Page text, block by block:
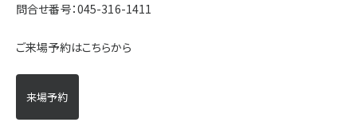
問合せ番号：045-316-1411
ご来場予約はこちらから
来場予約
House Maker